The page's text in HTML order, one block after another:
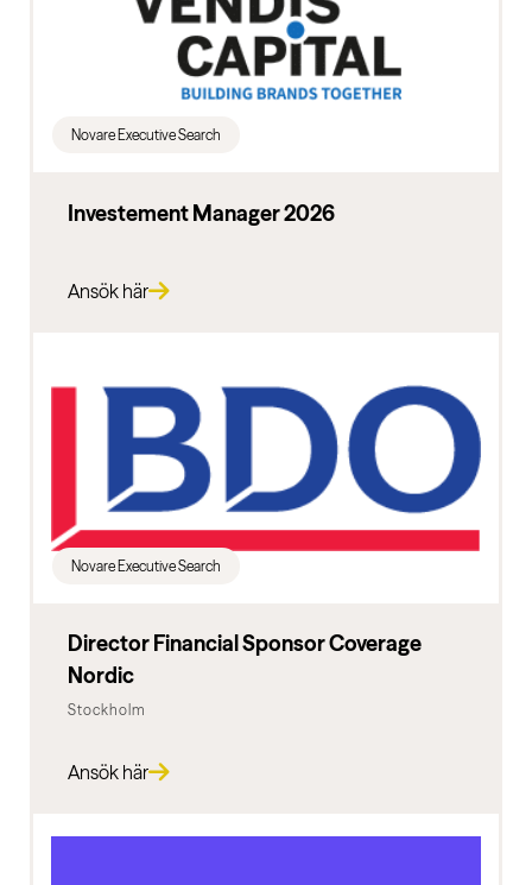
Novare Executive Search
Investement Manager 2026
Ansök här
Novare Executive Search
Director Financial Sponsor Coverage
Nordic
Stockholm
Ansök här